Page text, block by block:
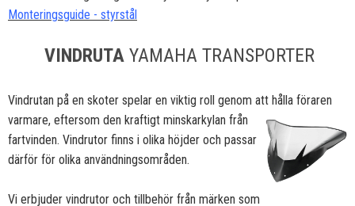
Monteringsguide - styrstål
VINDRUTA YAMAHA TRANSPORTER
Vindrutan på en skoter spelar en viktig roll genom att hålla föraren
varmare, eftersom den kraftigt minskarkylan från
fartvinden. Vindrutor finns i olika höjder och passar
därför för olika användningsområden.
Vi erbjuder vindrutor och tillbehör från märken som